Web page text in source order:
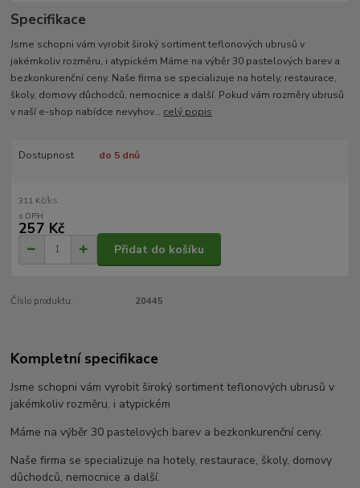
Specifikace
Jsme schopni vám vyrobit široký sortiment teflonových ubrusů v
jakémkoliv rozměru, i atypickém Máme na výběr 30 pastelových barev a
bezkonkurenční ceny. Naše firma se specializuje na hotely, restaurace,
školy, domovy důchodců, nemocnice a další. Pokud vám rozměry ubrusů
v naší e-shop nabídce nevyhov... celý popis
Dostupnost do 5 dnů
311 Kč/ks
257 Kč
Přidat do košíku
Číslo produktu: 20445
Kompletní specifikace
Jsme schopni vám vyrobit široký sortiment teflonových ubrusů v
jakémkoliv rozměru, i atypickém
Máme na výběr 30 pastelových barev a bezkonkurenční ceny.
Naše firma se specializuje na hotely, restaurace, školy, domovy
důchodců, nemocnice a další.